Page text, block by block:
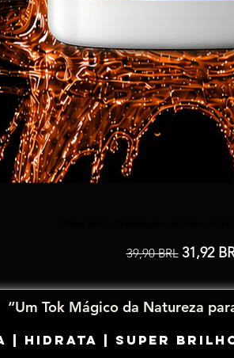
Precio
39,90 BRL Precio
31,92
“Um Tok Mágico da Natureza
| Hidrata | Super Brilho